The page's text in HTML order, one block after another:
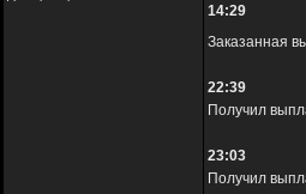
14:29
Заказанная
22:39
Получил
23:03
Получил